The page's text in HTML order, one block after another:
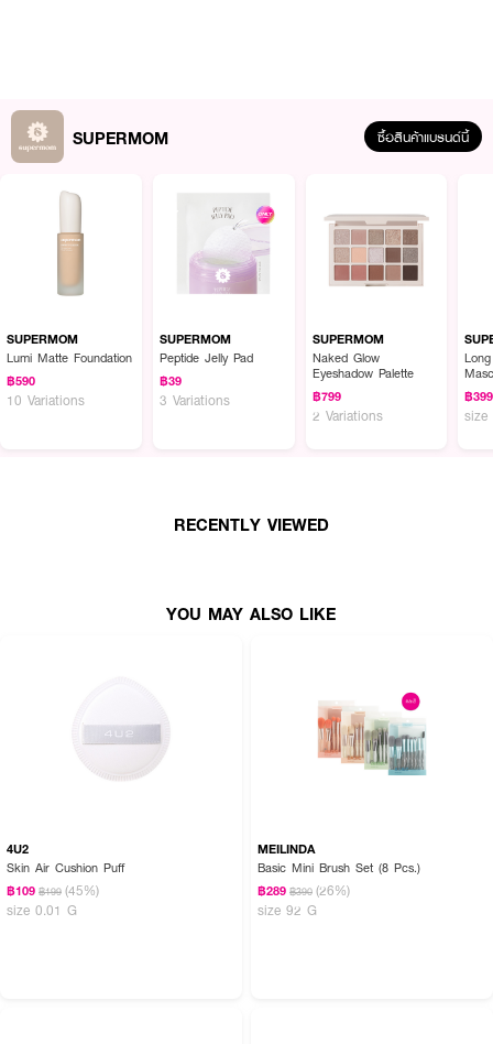
SUPERMOM ซื้อสินค้าแบรนด์นี้
SUPERMOM
Lumi Matte Foundation
฿590
10 Variations
SUPERMOM
Peptide Jelly Pad
฿39
3 Variations
SUPERMOM
Naked Glow
Eyeshadow Palette
฿799
2 Variations
฿399
size
RECENTLY VIEWED
YOU MAY ALSO LIKE
4U2
Skin Air Cushion Puff
฿109 ฿199 (45%)
size 0.01 G
MEILINDA
Basic Mini Brush Set (8 Pcs.)
฿289 ฿390 (26%)
size 92 G